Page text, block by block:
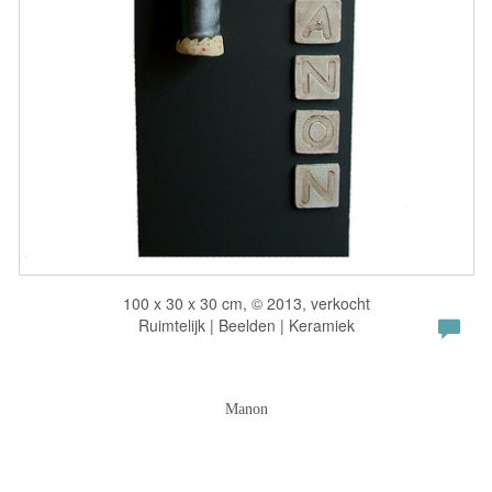
100 x 30 x 30 cm, © 2013, verkocht
Ruimtelijk | Beelden | Keramiek
Manon